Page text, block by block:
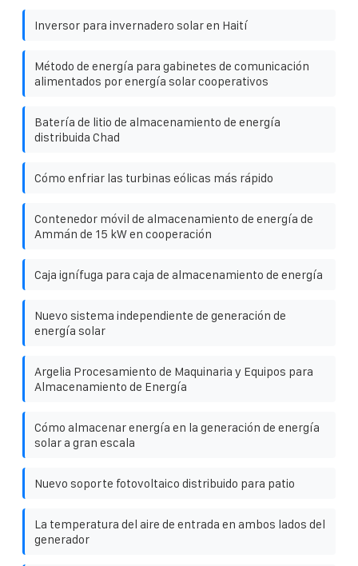
Inversor para invernadero solar en Haití
Método de energía para gabinetes de comunicación
alimentados por energía solar cooperativos
Batería de litio de almacenamiento de energía
distribuida Chad
Cómo enfriar las turbinas eólicas más rápido
Contenedor móvil de almacenamiento de energía de
Ammán de 15 kW en cooperación
Caja ignífuga para caja de almacenamiento de energía
Nuevo sistema independiente de generación de
energía solar
Argelia Procesamiento de Maquinaria y Equipos para
Almacenamiento de Energía
Cómo almacenar energía en la generación de energía
solar a gran escala
Nuevo soporte fotovoltaico distribuido para patio
La temperatura del aire de entrada en ambos lados del
generador